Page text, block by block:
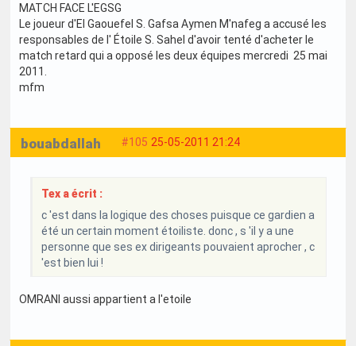
MATCH FACE L'EGSG
Le joueur d'El Gaouefel S. Gafsa Aymen M'nafeg a accusé les
responsables de l' Étoile S. Sahel d'avoir tenté d'acheter le
match retard qui a opposé les deux équipes mercredi 25 mai
2011.
mfm
#105 25-05-2011 21:24
bouabdallah
Tex a écrit :
c 'est dans la logique des choses puisque ce gardien a
été un certain moment étoiliste. donc , s 'il y a une
personne que ses ex dirigeants pouvaient aprocher , c
'est bien lui !
OMRANI aussi appartient a l'etoile